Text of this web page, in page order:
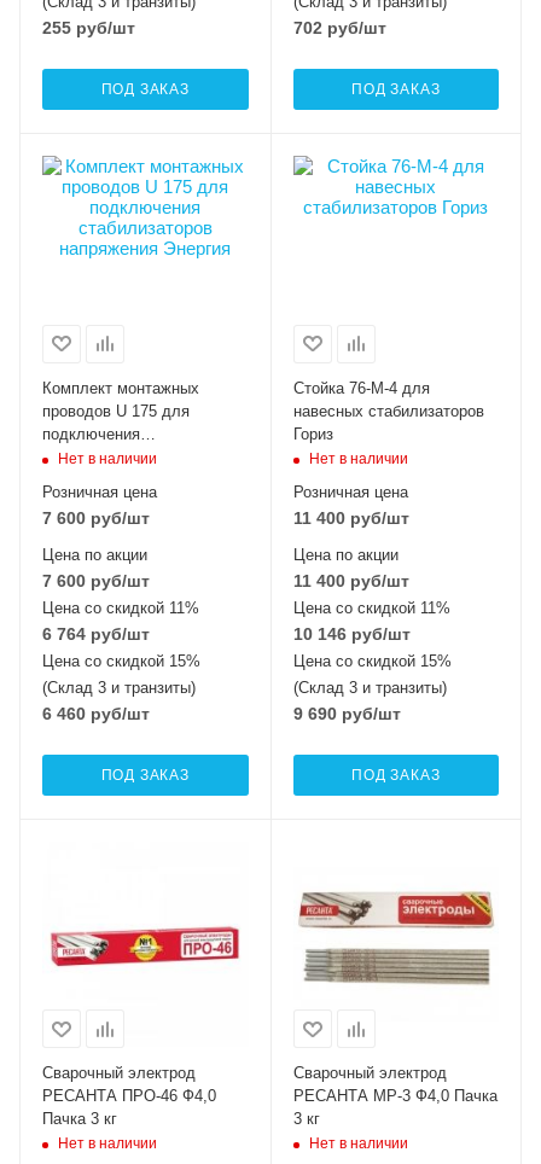
255 руб/шт
ПОД ЗАКАЗ
702 руб/шт
ПОД ЗАКАЗ
Комплект монтажных
проводов U 175 для
подключения
стабилизаторов
Нет в наличии
Розничная цена
7 600 руб/шт
Цена по акции
7 600 руб/шт
Цена со скидкой 11%
6 764 руб/шт
Цена со скидкой 15%
(Склад 3 и транзиты)
6 460 руб/шт
ПОД ЗАКАЗ
Стойка 76-М-4 для
навесных стабилизаторов
Гориз
Нет в наличии
Розничная цена
11 400руб/шт
Цена по акции
11 400руб/шт
Цена со скидкой 11%
10 146руб/шт
Цена со скидкой 15%
(Склад 3 и транзиты)
9 690руб/шт
ПОД ЗАКАЗ
Сварочный электрод
РЕСАНТА ПРО-46 Ф4,0
Пачка 3 кг
Нет в наличии
Сварочный электрод
РЕСАНТА МР-3 Ф4,0 Пачка
3 кг
Нет в наличии